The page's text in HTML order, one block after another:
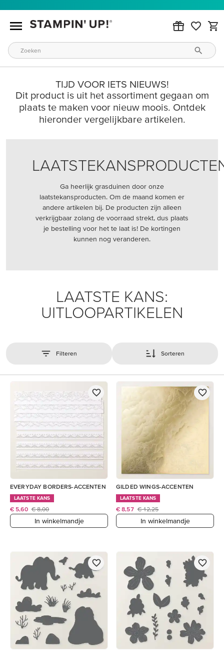
TIJD VOOR IETS NIEUWS!
Dit product is uit het assortiment gegaan om
plaats te maken voor nieuw moois. Ontdek
hieronder vergelijkbare artikelen.
Ga heerlijk grasduinen door onze
laatstekansproducten. Om de maand komen er
andere artikelen bij. De producten zijn alleen
verkrijgbaar zolang de voorraad strekt, dus plaats
je bestelling voor het te laat is! De kortingen
kunnen nog veranderen.
LAATSTE KANS:
UITLOOPARTIKELEN
Filteren Sorteren
EVERYDAY BORDERS-ACCENTEN
LAATSTE KANS
€ 5,60 € 8,00
In winkelmandje
GILDED WINGS-ACCENTEN
LAATSTE KANS
€ 8,57 € 12,25
In winkelmandje